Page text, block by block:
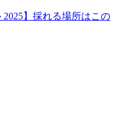
2025】採れる場所はこの